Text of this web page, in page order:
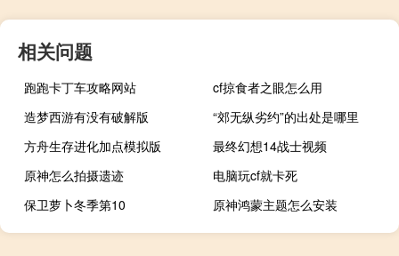
相关问题
跑跑卡丁车攻略网站
cf掠食者之眼怎么用
造梦西游有没有破解版
“郊无纵劣约”的出处是哪里
方舟生存进化加点模拟版
最终幻想14战士视频
原神怎么拍摄遗迹
电脑玩cf就卡死
保卫萝卜冬季第10
原神鸿蒙主题怎么安装